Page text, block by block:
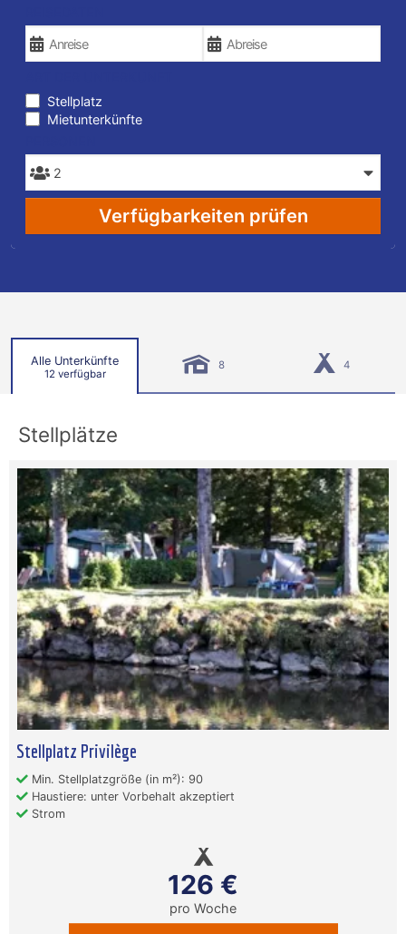
Stellplatz
Mietunterkünfte
Verfügbarkeiten prüfen
Alle Unterkünfte
12 verfügbar
8 4
Stellplätze
Stellplatz Privilège
Min. Stellplatzgröße (in m²): 90
Haustiere: unter Vorbehalt akzeptiert
Strom
126 €
pro Woche